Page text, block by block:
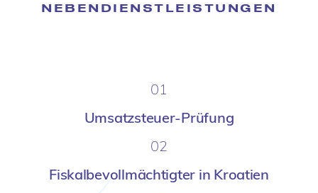
NEBENDIENSTLEISTUNGEN
01
Umsatzsteuer-Prüfung
02
Fiskalbevollmächtigter in Kroatien